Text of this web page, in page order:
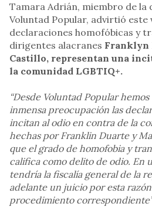
Tamara Adrián, miembro de la
Voluntad Popular, advirtió este
declaraciones homofóbicas y
dirigentes alacranes Franklyn
Castillo, representan una
la comunidad LGBTIQ+.
“Desde Voluntad Popular
inmensa preocupación las
incitan al odio en contra de la
hechas por Franklin Duarte y
que el grado de homofobia y
califica como delito de odio. En
tendría la fiscalía general de la
adelante un juicio por esta
procedimiento